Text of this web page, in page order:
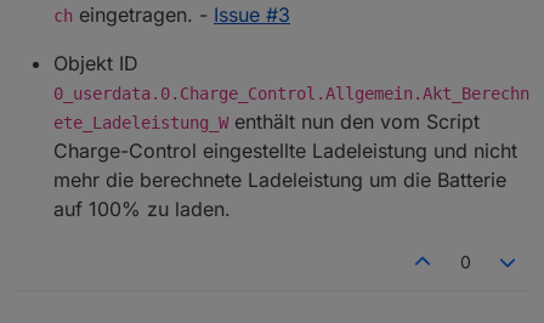
Fehlersuche wurde geändert, um mir die Hilfe aus
Stufen DebugAusgabe, um den
DebugAusgabeDetail, um auch die Werte und
Einstellungen im Logfile auszugeben. Die Objekt ID
10_LogAusgabeRegelung entfällt somit.
Kleinere Fehler behoben und Script aufgeräumt,
bin aber noch nicht fertig, da ist noch einiges zu
ch eingetragen. - Issue #3
Objekt ID
0_userdata.0.Charge_Control.Allgemein.Akt_Berechn
ete_Ladeleistung_Wenthält nun den vom Script
Charge-Control eingestellte Ladeleistung und nicht
mehr die berechnete Ladeleistung um die Batterie
auf 100% zu laden.
0